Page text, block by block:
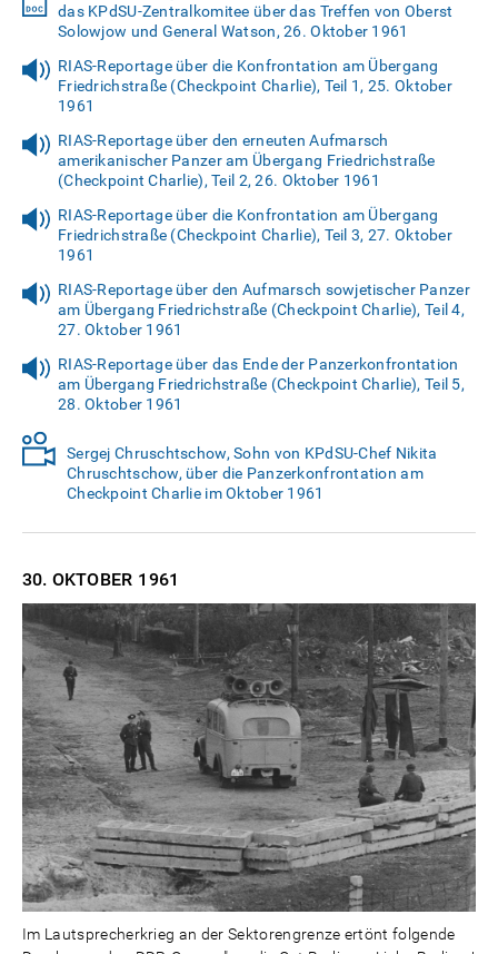
das KPdSU-Zentralkomitee über das Treffen von Oberst
Solowjow und General Watson, 26. Oktober 1961
RIAS-Reportage über die Konfrontation am Übergang
Friedrichstraße (Checkpoint Charlie), Teil 1, 25. Oktober
1961
RIAS-Reportage über den erneuten Aufmarsch
amerikanischer Panzer am Übergang Friedrichstraße
(Checkpoint Charlie), Teil 2, 26. Oktober 1961
RIAS-Reportage über die Konfrontation am Übergang
Friedrichstraße (Checkpoint Charlie), Teil 3, 27. Oktober
1961
RIAS-Reportage über den Aufmarsch sowjetischer Panzer
am Übergang Friedrichstraße (Checkpoint Charlie), Teil 4,
27. Oktober 1961
RIAS-Reportage über das Ende der Panzerkonfrontation
am Übergang Friedrichstraße (Checkpoint Charlie), Teil 5,
28. Oktober 1961
Sergej Chruschtschow, Sohn von KPdSU-Chef Nikita
Chruschtschow, über die Panzerkonfrontation am
Checkpoint Charlie im Oktober 1961
30. OKTOBER 1961
Im Lautsprecherkrieg an der Sektorengrenze ertönt folgende